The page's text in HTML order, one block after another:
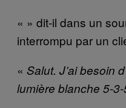
« » dit-il dans un
interrompu par un
« Salut. J’ai besoin
lumière blanche 5-3-